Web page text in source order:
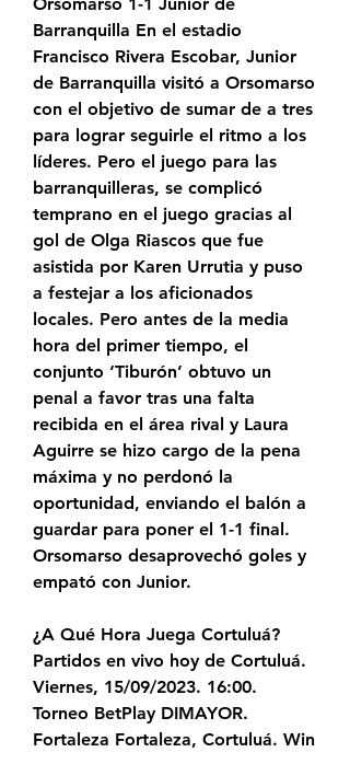
Barranquilla En el estadio
Francisco Rivera Escobar, Junior
de Barranquilla visitó a Orsomarso
con el objetivo de sumar de a tres
para lograr seguirle el ritmo a los
líderes. Pero el juego para las
barranquilleras, se complicó
temprano en el juego gracias al
gol de Olga Riascos que fue
asistida por Karen Urrutia y puso
a festejar a los aficionados
locales. Pero antes de la media
hora del primer tiempo, el
conjunto ‘Tiburón’ obtuvo un
penal a favor tras una falta
recibida en el área rival y Laura
Aguirre se hizo cargo de la pena
máxima y no perdonó la
oportunidad, enviando el balón a
guardar para poner el 1-1 final.
Orsomarso desaprovechó goles y
empató con Junior.
¿A Qué Hora Juega Cortuluá?
Partidos en vivo hoy de Cortuluá.
Viernes, 15/09/2023. 16:00.
Torneo BetPlay DIMAYOR.
Fortaleza Fortaleza, Cortuluá. Win